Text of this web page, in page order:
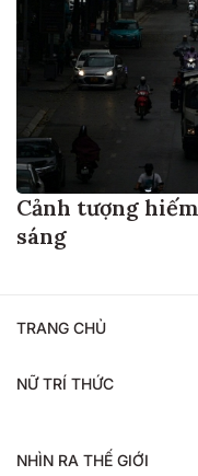
Cảnh tượng
sáng
TRANG CHỦ
NỮ TRÍ THỨC
NHÌN RA THẾ GIỚI